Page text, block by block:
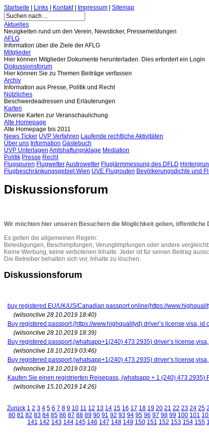
Startseite Links Kontakt| Impressum Sitemap
Aktuelles
Neuigkeiten rund um den Verein, Newsticker, Pressemeldungen
AFLG
Information über die Ziele der AFLG
Mitglieder
Hier können Mitglieder Dokumente herunterladen. Dies erfordert ein Login
Diskussionsforum
Hier können Sie zu Themen Beiträge verfassen
Archiv
Information aus Presse, Politik und Recht
Nützliches
Beschwerdeadressen und Erläuterungen
Karten
Diverse Karten zur Veranschaulichung
Alte Homepage
Alte Homepage bis 2011
News Ticker UVP Verfahren Laufende rechtliche Aktivitäten
Über uns Information Gästebuch
UVP Unterlagen Amtshaftungsklage Mediation
Politik Presse Recht
Flugspuren FlugwetterAustrowetter Fluglärmmessung des DFLD
Flugbeschränkungsgebiet Wien UVE Flugrouten Bevölkerungsdichte und
Diskussionsforum
Wir möchten hier unseren Besuchern die Möglichkeit geben,
Es gelten die allgemeinen Regeln:
Beleidigungen, Beschimpfungen, Verunglimpfungen oder andere
Keine Werbung, keine verbotenen Inhalte. Jeder ist für seinen Beitrag
Die Betreiber behalten sich vor, Inhalte zu löschen.
Diskussionsforum
buy registered EU/UK/US/Canadian passport online(https://
(wilsonclive 28.10.2019 18:40)
Buy registered passport,(https://www.highqualityd) driver’s license,visa, id
(wilsonclive 28.10.2019 18:39)
Buy registered passport,(whatsapp+1(240) 473 2935) driver’s
(wilsonclive 18.10.2019 03:46)
Buy registered passport,(whatsapp+1(240) 473 2935) driver’s
(wilsonclive 18.10.2019 03:10)
Kaufen Sie einen registrierten Reisepass, (whatsapp + 1 (240) 473
(wilsonclive 15.10.2019 14:26)
Zurück 1 2 3 4 5 6 7 8 9 10 11 12 13 14 15 16 17 18 19 20 21 22 23 24 25
80 81 82 83 84 85 86 87 88 89 90 91 92 93 94 95 96 97 98 99 100 101
141 142 143 144 145 146 147 148 149 150 151 152 153 154 155